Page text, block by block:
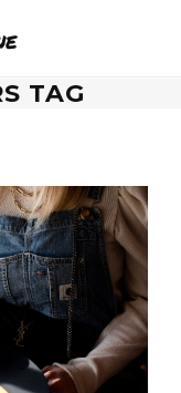
TAG